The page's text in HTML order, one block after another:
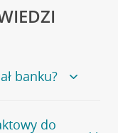
banku?
na
do